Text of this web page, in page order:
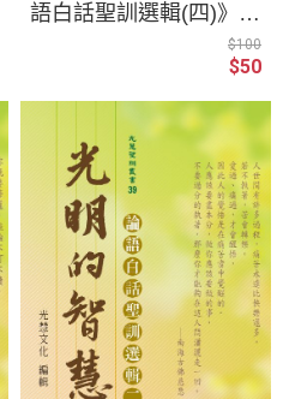
語白話聖訓選輯(四)》/
$100
$50